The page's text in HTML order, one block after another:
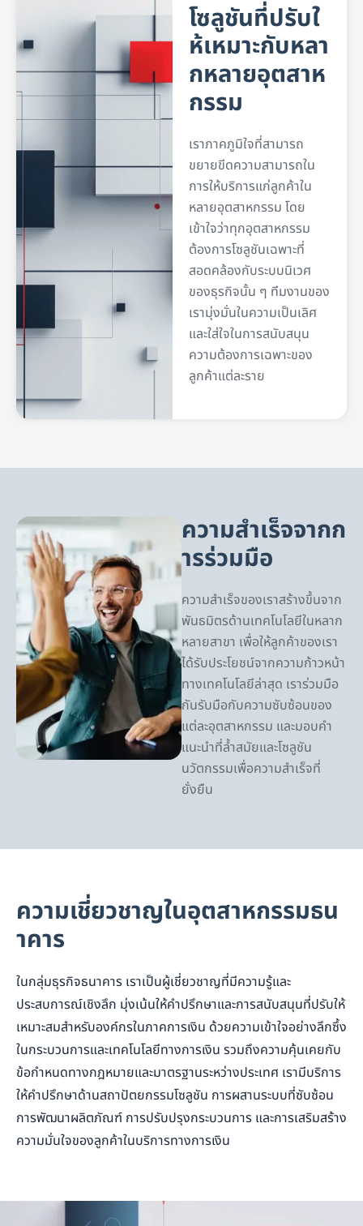
โซลูชันที่ปรับใ
ห้เหมาะกับหลา
กหลายอุตสาห
กรรม
เราภาคภูมิใจที่สามารถ
ขยายขีดความสามารถใน
การให้บริการแก่ลูกค้าใน
หลายอุตสาหกรรม โดย
เข้าใจว่าทุกอุตสาหกรรม
ต้องการโซลูชันเฉพาะที่
สอดคล้องกับระบบนิเวศ
ของธุรกิจนั้น ๆ ทีมงานของ
เรามุ่งมั่นในความเป็นเลิศ
และใส่ใจในการสนับสนุน
ความต้องการเฉพาะของ
ลูกค้าแต่ละราย
ความสำเร็จจากก
ารร่วมมือ
ความสำเร็จของเราสร้างขึ้นจาก
พันธมิตรด้านเทคโนโลยีในหลาก
หลายสาขา เพื่อให้ลูกค้าของเรา
ได้รับประโยชน์จากความก้าวหน้า
ทางเทคโนโลยีล่าสุด เราร่วมมือ
กันรับมือกับความซับซ้อนของ
แต่ละอุตสาหกรรม และมอบคำ
แนะนำที่ล้ำสมัยและโซลูชัน
นวัตกรรมเพื่อความสำเร็จที่
ยั่งยืน
ความเชี่ยวชาญในอุตสาหกรรมธน
าคาร
ในกลุ่มธุรกิจธนาคาร เราเป็นผู้เชี่ยวชาญที่มีความรู้และ
ประสบการณ์เชิงลึก มุ่งเน้นให้คำปรึกษาและการสนับสนุนที่ปรับให้
เหมาะสมสำหรับองค์กรในภาคการเงิน ด้วยความเข้าใจอย่างลึกซึ้ง
ในกระบวนการและเทคโนโลยีทางการเงิน รวมถึงความคุ้นเคยกับ
ข้อกำหนดทางกฎหมายและมาตรฐานระหว่างประเทศ เรามีบริการ
ให้คำปรึกษาด้านสถาปัตยกรรมโซลูชัน การผสานระบบที่ซับซ้อน
การพัฒนาผลิตภัณฑ์ การปรับปรุงกระบวนการ และการเสริมสร้าง
ความมั่นใจของลูกค้าในบริการทางการเงิน